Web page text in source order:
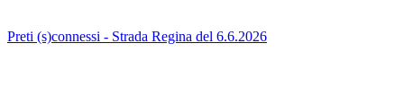
Preti (s)connessi - Strada Regina del 6.6.2026